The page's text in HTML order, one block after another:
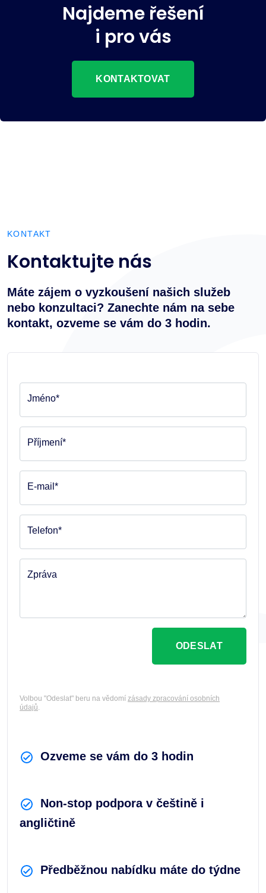
Najdeme řešení
i pro vás
KONTAKTOVAT
KONTAKT
Kontaktujte nás
Máte zájem o vyzkoušení našich služeb
nebo konzultaci? Zanechte nám na sebe
kontakt, ozveme se vám do 3 hodin.
Ozveme se vám do 3 hodin
Non-stop podpora v češtině i
angličtině
Předběžnou nabídku máte do týdne
Jméno*
Příjmení*
E-mail*
Telefon*
Zpráva
ODESLAT
Volbou "Odeslat" beru na vědomí zásady zpracování osobních
údajů.